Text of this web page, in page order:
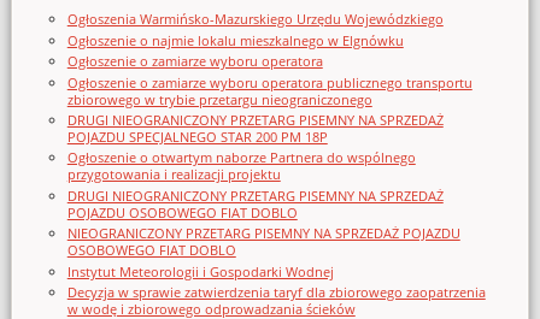
Ogłoszenia Warmińsko-Mazurskiego Urzędu Wojewódzkiego
Ogłoszenie o najmie lokalu mieszkalnego w Elgnówku
Ogłoszenie o zamiarze wyboru operatora
Ogłoszenie o zamiarze wyboru operatora publicznego transportu
zbiorowego w trybie przetargu nieograniczonego
DRUGI NIEOGRANICZONY PRZETARG PISEMNY NA SPRZEDAŻ
POJAZDU SPECJALNEGO STAR 200 PM 18P
Ogłoszenie o otwartym naborze Partnera do wspólnego
przygotowania i realizacji projektu
DRUGI NIEOGRANICZONY PRZETARG PISEMNY NA SPRZEDAŻ
POJAZDU OSOBOWEGO FIAT DOBLO
NIEOGRANICZONY PRZETARG PISEMNY NA SPRZEDAŻ POJAZDU
OSOBOWEGO FIAT DOBLO
Instytut Meteorologii i Gospodarki Wodnej
Decyzja w sprawie zatwierdzenia taryf dla zbiorowego zaopatrzenia
w wodę i zbiorowego odprowadzania ścieków